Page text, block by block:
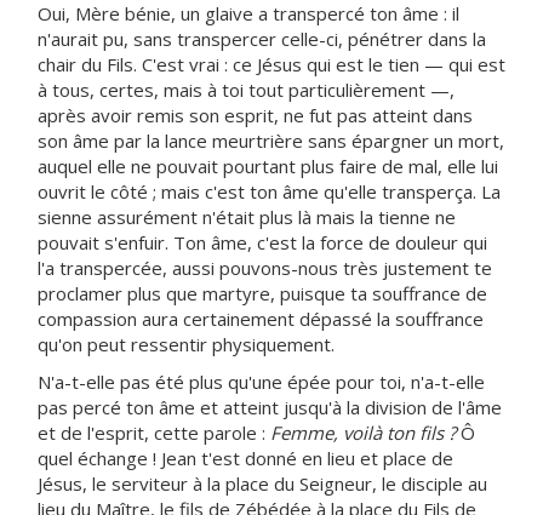
Oui, Mère bénie, un glaive a transpercé ton âme : il
n'aurait pu, sans transpercer celle-ci, pénétrer dans la
chair du Fils. C'est vrai : ce Jésus qui est le tien — qui est
à tous, certes, mais à toi tout particulièrement —,
après avoir remis son esprit, ne fut pas atteint dans
son âme par la lance meurtrière sans épargner un mort,
auquel elle ne pouvait pourtant plus faire de mal, elle lui
ouvrit le côté ; mais c'est ton âme qu'elle transperça. La
sienne assurément n'était plus là mais la tienne ne
pouvait s'enfuir. Ton âme, c'est la force de douleur qui
l'a transpercée, aussi pouvons-nous très justement te
proclamer plus que martyre, puisque ta souffrance de
compassion aura certainement dépassé la souffrance
qu'on peut ressentir physiquement.
N'a-t-elle pas été plus qu'une épée pour toi, n'a-t-elle
pas percé ton âme et atteint jusqu'à la division de l'âme
et de l'esprit, cette parole : Femme, voilà ton fils ?Ô
quel échange ! Jean t'est donné en lieu et place de
Jésus, le serviteur à la place du Seigneur, le disciple au
lieu du Maître, le fils de Zébédée à la place du Fils de